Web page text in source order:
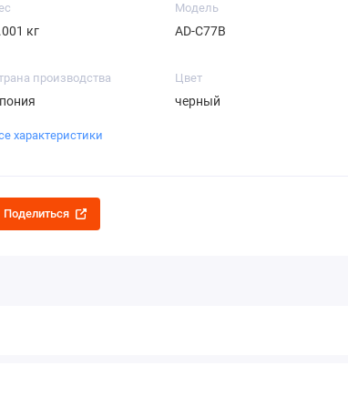
кг
Модель
AD-C77B
производства Цвет
черный
характеристики
Поделиться